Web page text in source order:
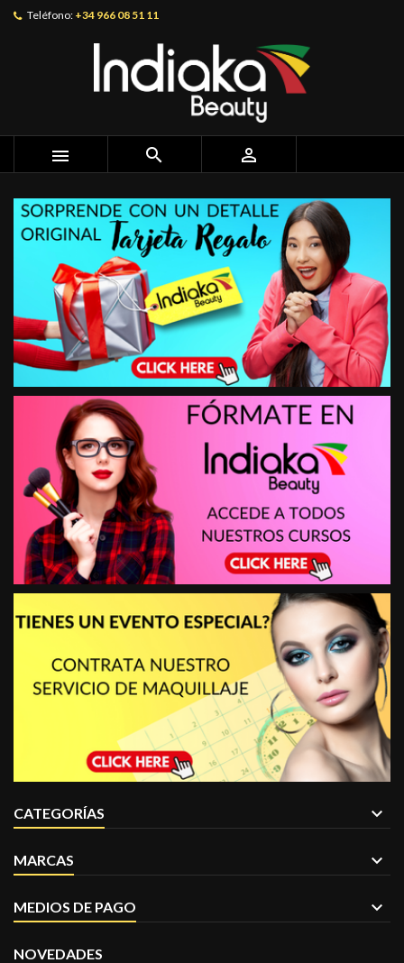
Teléfono: +34 966 08 51 11
  
CATEGORÍAS
MARCAS
MEDIOS DE PAGO
NOVEDADES